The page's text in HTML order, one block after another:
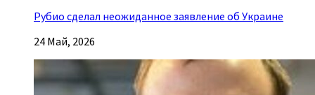
Рубио сделал неожиданное заявление об Украине
24 Май, 2026